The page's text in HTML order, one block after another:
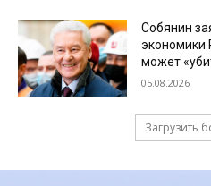
Собянин
экономики
может
05.08.2026
Загрузить